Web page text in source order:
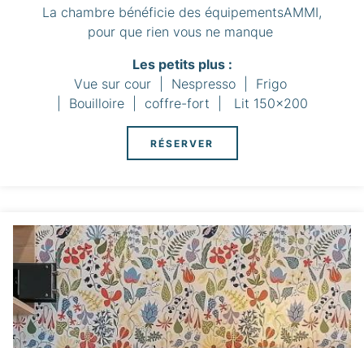
La chambre bénéficie des équipementsAMMI,
pour que rien vous ne manque
Les petits plus :
Vue sur cour | Nespresso | Frigo
| Bouilloire | coffre-fort | Lit 150x200
RÉSERVER